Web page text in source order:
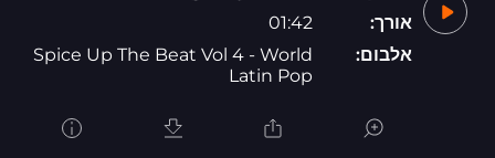
אורך:
01:42
אלבום:
Spice Up The Beat Vol 4 - World
Latin Pop